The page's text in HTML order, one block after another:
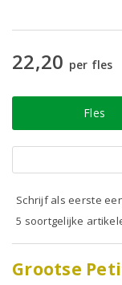
22,20 per fles
Fles
Schrijf als eerste
5 soortgelijke
Grootse